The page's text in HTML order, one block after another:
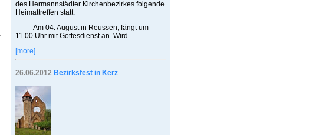
des Hermannstädter Kirchenbezirkes folgende
Heimattreffen statt:
- Am 04. August in Reussen, fängt um
11.00 Uhr mit Gottesdienst an. Wird...
[more]
26.06.2012 Bezirksfest in Kerz